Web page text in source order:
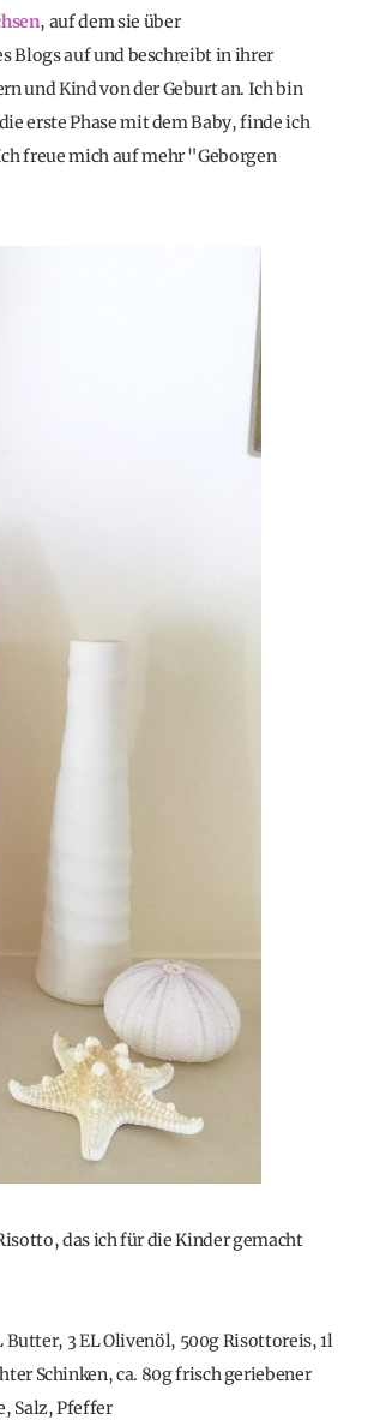
, auf dem sie über
Blogs auf und beschreibt in ihrer
und Kind von der Geburt an. Ich bin
erste Phase mit dem Baby, finde ich
freue mich auf mehr "Geborgen
das ich für die Kinder gemacht
Butter, 3 EL Olivenöl, 500g Risottoreis, 1l
Schinken, ca. 80g frisch geriebener
Salz, Pfeffer